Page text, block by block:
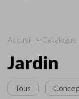
Accueil » Catalogue
Jardin
Tous